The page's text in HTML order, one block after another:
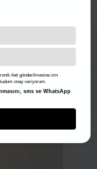
ileti gönderilmesine izin
onay veriyorum.
sms ve WhatsApp